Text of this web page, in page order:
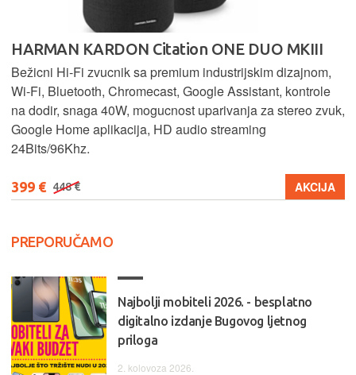
HARMAN KARDON Citation ONE DUO MKIII
Bežicni Hi-Fi zvucnik sa premium industrijskim dizajnom,
Wi-Fi, Bluetooth, Chromecast, Google Assistant, kontrole
na dodir, snaga 40W, mogucnost uparivanja za stereo zvuk,
Google Home aplikacija, HD audio streaming
24Bits/96Khz.
399 € 448 € AKCIJA
PREPORUČAMO
Najbolji mobiteli 2026. - besplatno
digitalno izdanje Bugovog ljetnog
priloga
2. kolovoza 2026.